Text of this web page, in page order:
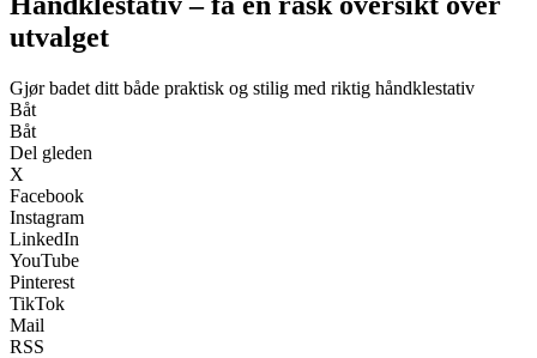
utvalget
Gjør badet ditt både praktisk og stilig med riktig håndklestativ
Båt
Båt
Del gleden
X
Facebook
Instagram
LinkedIn
YouTube
Pinterest
TikTok
Mail
RSS